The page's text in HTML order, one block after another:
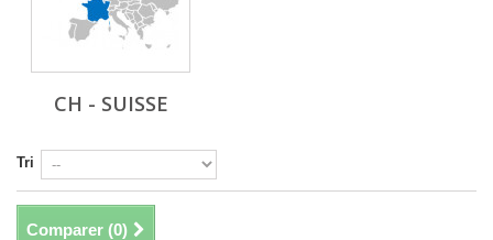
CH - SUISSE
Tri
Comparer (0)